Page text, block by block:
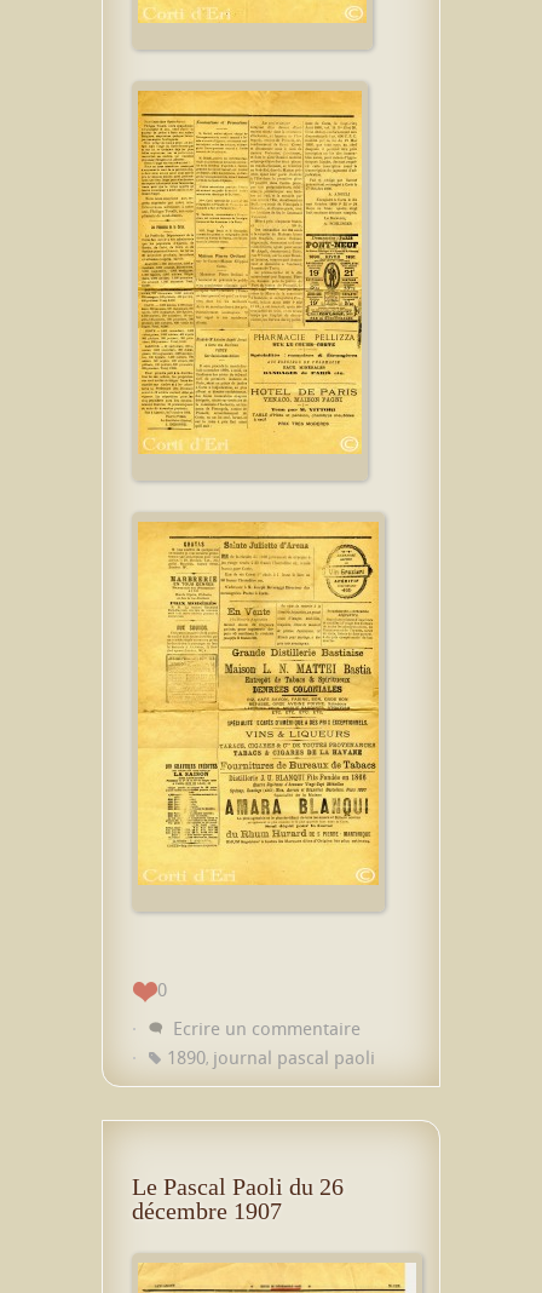
0
Ecrire un commentaire
1890, journal pascal paoli
Le Pascal Paoli du 26
décembre 1907